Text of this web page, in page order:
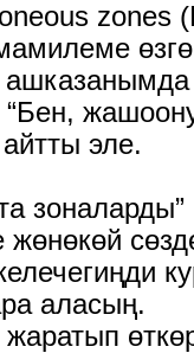
zones
эле.
аласың.